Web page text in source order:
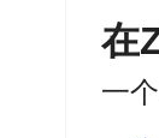
在
一